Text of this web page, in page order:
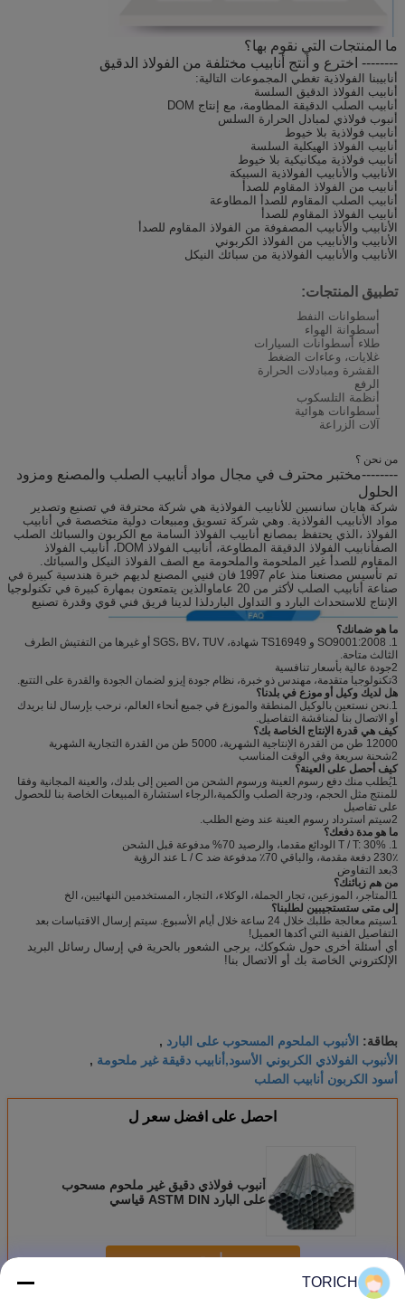
ما المنتجات التي نقوم بها؟
-------- اخترع و أنتج أنابيب مختلفة من الفولاذ الدقيق
أنابيبنا الفولاذية تغطي المجموعات التالية:
أنابيب الفولاذ الدقيق السلسة
أنابيب الصلب الدقيقة المطاومة، مع إنتاج DOM
أنبوب فولاذي لمبادل الحرارة السلس
أنابيب فولاذية بلا خيوط
أنابيب الفولاذ الهيكلية السلسة
أنابيب فولاذية ميكانيكية بلا خيوط
الأنابيب والأنابيب الفولاذية السبيكة
أنابيب من الفولاذ المقاوم للصدأ
أنابيب الصلب المقاوم للصدأ المطاوعة
أنابيب الفولاذ المقاوم للصدأ
الأنابيب والأنابيب المصفوفة من الفولاذ المقاوم للصدأ
الأنابيب والأنابيب من الفولاذ الكربوني
الأنابيب والأنابيب الفولاذية من سبائك النيكل
تطبيق المنتجات:
أسطوانات النفط
أسطوانة الهواء
طلاء أسطوانات السيارات
غلايات، وعاءات الضغط
القشرة ومبادلات الحرارة
الرفع
أنظمة التلسكوب
أسطوانات هوائية
آلات الزراعة
من نحن ؟
--------مختبر محترف في مجال مواد أنابيب الصلب والمصنع ومزود
الحلول
شركة هايان سانسين للأنابيب الفولاذية هي شركة محترفة في تصنيع وتصدير
مواد الأنابيب الفولاذية. وهي شركة تسويق ومبيعات دولية متخصصة في أنابيب
الفولاذ ،الذي يحتفظ بمصانع أنابيب الفولاذ السامة مع الكربون والسبائك الصلب
الصفأنابيب الفولاذ الدقيقة المطاوعة، أنابيب الفولاذ DOM، أنابيب الفولاذ
المقاوم للصدأ غير الملحومة والملحومة مع الصف الفولاذ النيكل والسبائك.
تم تأسيس مصنعنا منذ عام 1997 فان فنيي المصنع لديهم خبرة هندسية كبيرة في
صناعة أنابيب الصلب لأكثر من 20 عاماوالذين يتمتعون بمهارة كبيرة في تكنولوجيا
الإنتاج للاستحداث البارد و التداول الباردلذا لدينا فريق فني قوي وقدرة تصنيع
ما هو ضمانك؟
1. SO9001:2008 و TS16949 شهادة، SGS، BV، TUV أو غيرها من التفتيش الطرف
الثالث متاحة.
2جودة عالية بأسعار تنافسية
3تكنولوجيا متقدمة، مهندس ذو خبرة، نظام جودة إيزو لضمان الجودة والقدرة على التتبع.
هل لديك وكيل أو موزع في بلدنا؟
1.نحن نستعين بالوكيل المنطقة والموزع في جميع أنحاء العالم، نرحب بإرسال لنا بريدك
أو الاتصال بنا لمناقشة التفاصيل.
كيف هي قدرة الإنتاج الخاصة بك؟
12000 طن من القدرة الإنتاجية الشهرية، 5000 طن من القدرة التجارية الشهرية
2شحنة سريعة وفي الوقت المناسب
كيف أحصل على العينة؟
1يُطلب منك دفع رسوم العينة ورسوم الشحن من الصين إلى بلدك، والعينة المجانية وفقا
للمنتج مثل الحجم، ودرجة الصلب والكمية،الرجاء استشارة المبيعات الخاصة بنا للحصول
على تفاصيل
2سيتم استرداد رسوم العينة عند وضع الطلب.
ما هو مدة دفعك؟
1. T / T: 30% الودائع مقدما، والرصيد 70% مدفوعة قبل الشحن
230٪ دفعة مقدمة، والباقي 70٪ مدفوعة ضد L / C عند الرؤية
3بعد التفاوض
من هم زبائنك؟
1المتاجر، الموزعين، تجار الجملة، الوكلاء، التجار، المستخدمين النهائيين، الخ
إلى متى ستستجيبين لطلبنا؟
1سيتم معالجة طلبك خلال 24 ساعة خلال أيام الأسبوع. سيتم إرسال الاقتباسات بعد
التفاصيل الفنية التي أكدها العميل!
أي أسئلة أخرى حول شكوكك، يرجى الشعور بالحرية في إرسال رسائل البريد
الإلكتروني الخاصة بك أو الاتصال بنا!
بطاقة: الأنبوب الملحوم المسحوب على البارد ,
الأنبوب الفولاذي الكربوني الأسود,أنابيب دقيقة غير ملحومة ,
أسود الكربون أنابيب الصلب
احصل على افضل سعر ل
أنبوب فولاذي دقيق غير ملحوم مسحوب
على البارد ASTM DIN قياسي
استمر
TORICH